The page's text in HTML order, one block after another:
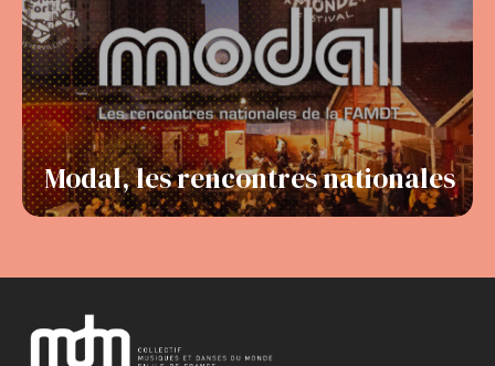
Modal, les rencontres nationales